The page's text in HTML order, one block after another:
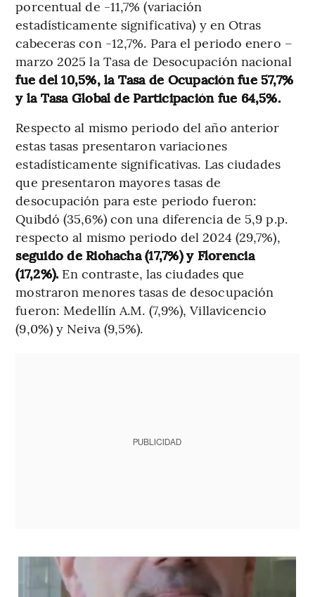
porcentual de -11,7% (variación
estadísticamente significativa) y en Otras
cabeceras con -12,7%. Para el periodo enero –
marzo 2025 la Tasa de Desocupación nacional
fue del 10,5%, la Tasa de Ocupación fue 57,7%
y la Tasa Global de Participación fue 64,5%.
Respecto al mismo periodo del año anterior
estas tasas presentaron variaciones
estadísticamente significativas. Las ciudades
que presentaron mayores tasas de
desocupación para este periodo fueron:
Quibdó (35,6%) con una diferencia de 5,9 p.p.
respecto al mismo periodo del 2024 (29,7%),
seguido de Riohacha (17,7%) y Florencia
(17,2%). En contraste, las ciudades que
mostraron menores tasas de desocupación
fueron: Medellín A.M. (7,9%), Villavicencio
(9,0%) y Neiva (9,5%).
PUBLICIDAD